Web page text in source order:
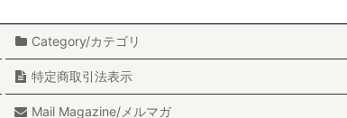
Category/カテゴリ
特定商取引法表示
Mail Magazine/メルマガ